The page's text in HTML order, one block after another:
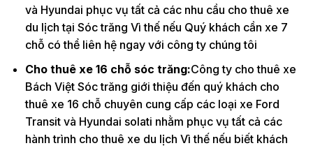
và Hyundai phục vụ tất cả các nhu cầu cho thuê xe
du lịch tại Sóc trăng Vì thế nếu Quý khách cần xe 7
chỗ có thể liên hệ ngay với công ty chúng tôi
Cho thuê xe 16 chỗ sóc trăng:Công ty cho thuê xe
Bách Việt Sóc trăng giới thiệu đến quý khách cho
thuê xe 16 chỗ chuyên cung cấp các loại xe Ford
Transit và Hyundai solati nhằm phục vụ tất cả các
hành trình cho thuê xe du lịch Vì thế nếu biết khách